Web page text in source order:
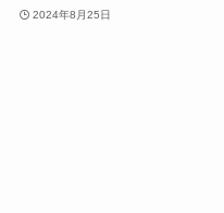
2024年8月25日